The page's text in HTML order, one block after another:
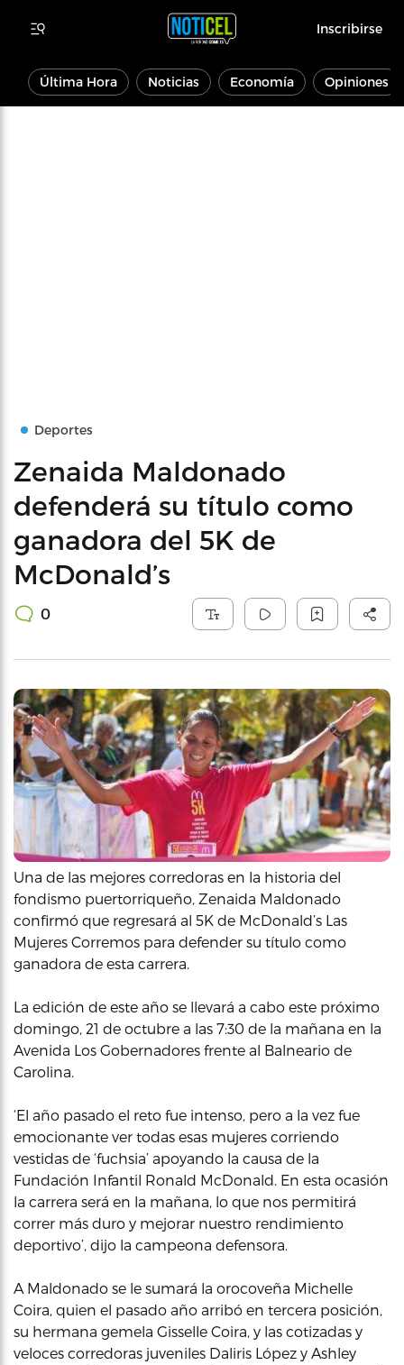
Inscribirse
Última Hora Noticias Economía Opiniones
Deportes
Zenaida Maldonado
defenderá su título como
ganadora del 5K de
McDonald’s
0
Una de las mejores corredoras en la historia del
fondismo puertorriqueño, Zenaida Maldonado
confirmó que regresará al 5K de McDonald’s Las
Mujeres Corremos para defender su título como
ganadora de esta carrera.
La edición de este año se llevará a cabo este próximo
domingo, 21 de octubre a las 7:30 de la mañana en la
Avenida Los Gobernadores frente al Balneario de
Carolina.
‘El año pasado el reto fue intenso, pero a la vez fue
emocionante ver todas esas mujeres corriendo
vestidas de ‘fuchsia’ apoyando la causa de la
Fundación Infantil Ronald McDonald. En esta ocasión
la carrera será en la mañana, lo que nos permitirá
correr más duro y mejorar nuestro rendimiento
deportivo’, dijo la campeona defensora.
A Maldonado se le sumará la orocoveña Michelle
Coira, quien el pasado año arribó en tercera posición,
su hermana gemela Gisselle Coira, y las cotizadas y
veloces corredoras juveniles Daliris López y Ashley